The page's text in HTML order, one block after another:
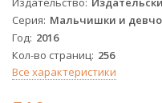
Серия Мальчишки и
Год 2016
Кол-во страниц 256
Все характеристики